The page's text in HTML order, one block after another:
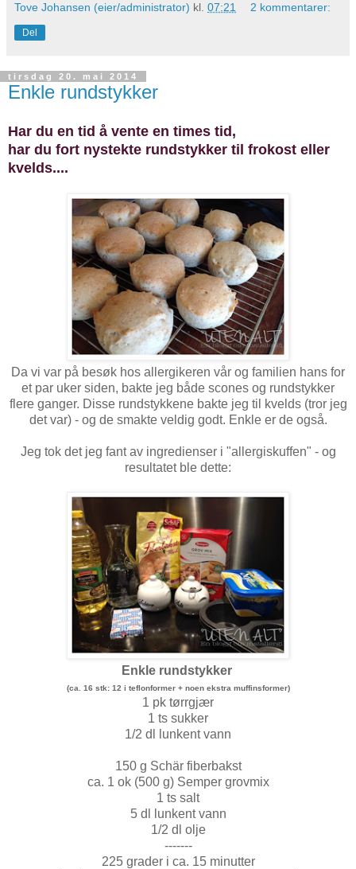
Tove Johansen (eier/administrator) kl. 07:21 2 kommentarer:
Del
tirsdag 20. mai 2014
Enkle rundstykker
Har du en tid å vente en times tid,
har du fort nystekte rundstykker til frokost eller
kvelds....
Da vi var på besøk hos allergikeren vår og familien hans for
et par uker siden, bakte jeg både scones og rundstykker
flere ganger. Disse rundstykkene bakte jeg til kvelds (tror jeg
det var) - og de smakte veldig godt. Enkle er de også.
Jeg tok det jeg fant av ingredienser i "allergiskuffen" - og
resultatet ble dette:
Enkle rundstykker
(ca. 16 stk: 12 i teflonformer + noen ekstra muffinsformer)
1 pk tørrgjær
1 ts sukker
1/2 dl lunkent vann
150 g Schär fiberbakst
ca. 1 ok (500 g) Semper grovmix
1 ts salt
5 dl lunkent vann
1/2 dl olje
-------
225 grader i ca. 15 minutter